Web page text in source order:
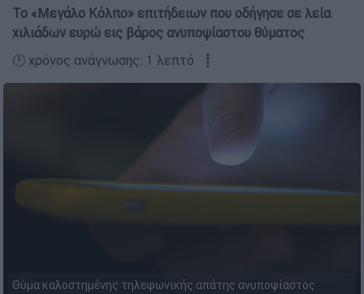
Το «Μεγάλο Κόλπο» επιτήδειων που οδήγησε σε λεία
χιλιάδων ευρώ εις βάρος ανυποψίαστου θύματος
🕛 χρόνος ανάγνωσης: 1 λεπτό ┋
Θύμα καλοστημένης τηλεφωνικής απάτης ανυποψίαστος